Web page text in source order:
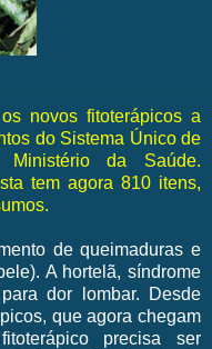
novos fitoterápicos a
do Sistema Único de
da Saúde.
tem agora 810 itens,
de queimaduras e
A hortelã, síndrome
dor lombar. Desde
que agora chegam
precisa ser